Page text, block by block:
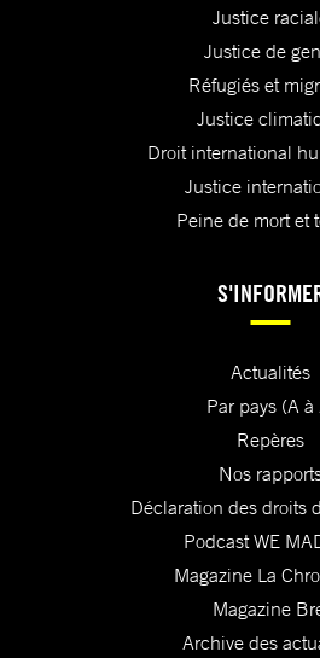
Justice
Justice de
Réfugiés et
Justice
Droit international
Justice
Peine de mort et
Actualités
Par pays (A à
Repères
Nos
Déclaration des droits
Podcast WE
Magazine La
Magazine
Archive des